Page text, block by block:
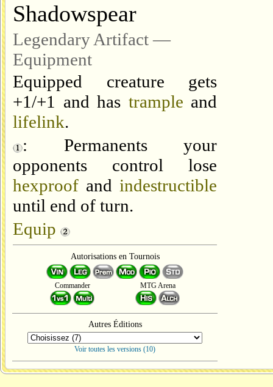
Shadowspear
Legendary Artifact —
Equipment
Equipped creature gets
+1/+1 and has trample and
lifelink.
: Permanents your
opponents control lose
hexproof and indestructible
until end of turn.
Equip
Autorisations en Tournois
Commander MTG Arena
Autres Éditions
Voir toutes les versions (10)